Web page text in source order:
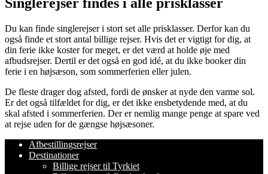
Du kan finde singlerejser i stort set alle prisklasser. Derfor kan du
også finde et stort antal billige rejser. Hvis det er vigtigt for dig, at
din ferie ikke koster for meget, er det værd at holde øje med
afbudsrejser. Dertil er det også en god idé, at du ikke booker din
ferie i en højsæson, som sommerferien eller julen.
De fleste drager dog afsted, fordi de ønsker at nyde den varme sol.
Er det også tilfældet for dig, er det ikke ensbetydende med, at du
skal afsted i sommerferien. Der er nemlig mange penge at spare ved
at rejse uden for de gængse højsæsoner.
Afbestillingsrejser
Destinationer
Billige rejser til Tyrkiet